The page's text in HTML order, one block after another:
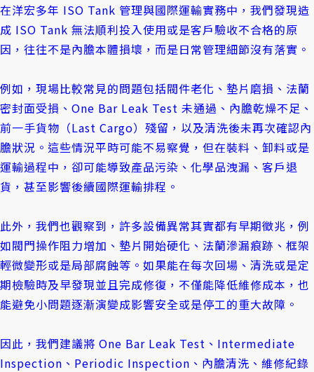
在洋宏多年 ISO Tank 管理與國際運輸實務中，我們發現造
成 ISO Tank 無法順利投入使用或是客戶驗收不合格的原
因，往往不是內膽本體損壞，而是日常管理細節沒有落實。
例如，現場比較常見的問題包括閥件老化、墊片磨損、法蘭
密封面受損、One Bar Leak Test 未通過、內膽乾燥不足、
前一手貨物（Last Cargo）殘留，以及清洗後未再次確認內
膽狀況。這些情況平時可能不易察覺，但在裝料、卸料或是
運輸過程中，卻可能導致產品污染、化學品洩漏、客戶退
貨，甚至影響後續國際運輸排程。
此外，我們也觀察到，許多設備異常其實都有早期徵兆，例
如閥門操作阻力增加、墊片開始硬化、法蘭滲漏痕跡、框架
輕微變形或是局部腐蝕等。如果能在每次回場、清洗或是定
期檢驗時及早發現並且完成修復，不僅能降低維修成本，也
能避免小問題逐漸演變成影響安全或是停工的重大故障。
因此，我們建議將 One Bar Leak Test、Intermediate
Inspection、Periodic Inspection、內膽清洗、維修紀錄